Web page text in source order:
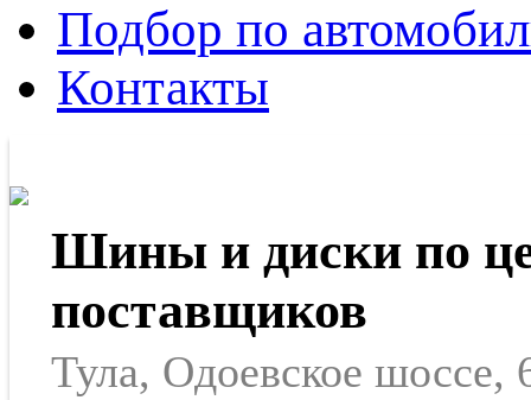
Подбор по
Контакты
Шины и диски по
поставщиков
Тула, Одоевское шоссе,